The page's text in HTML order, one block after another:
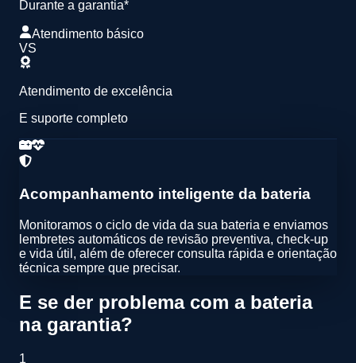
Durante a garantia*
Atendimento básico
VS
Atendimento de excelência
E suporte completo
Acompanhamento inteligente da bateria
Monitoramos o ciclo de vida da sua bateria e enviamos
lembretes automáticos de revisão preventiva, check-up
e vida útil , além de oferecer consulta rápida e orientação
técnica sempre que precisar.
E se der problema com a bateria
na garantia?
1